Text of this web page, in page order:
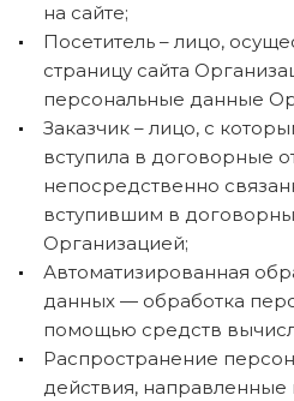
на сайте;
Посетитель – лицо,
страницу сайта
персональные данные
Заказчик – лицо, с
вступила в договорные
непосредственно
вступившим в
Организацией;
Автоматизированная
данных — обработка
помощью средств
Распространение
действия, направленные